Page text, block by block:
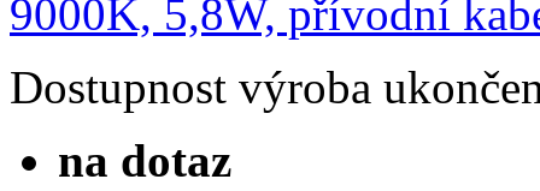
Dostupnost výroba
na dotaz